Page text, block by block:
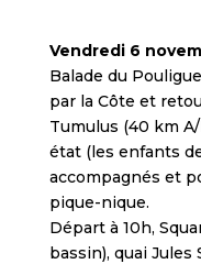
Vendredi 6
Balade du
par la Côte et
Tumulus (40 km
état (les enfants
accompagnés et
pique-nique.
Départ à 10h,
bassin), quai Jules